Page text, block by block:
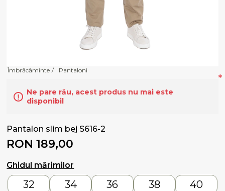
Îmbrăcăminte / Pantaloni
Ne pare rău, acest produs nu mai este
disponibil
Pantalon slim bej S616-2
RON 189,00
Ghidul mărimilor
*
32 34 36 38
40